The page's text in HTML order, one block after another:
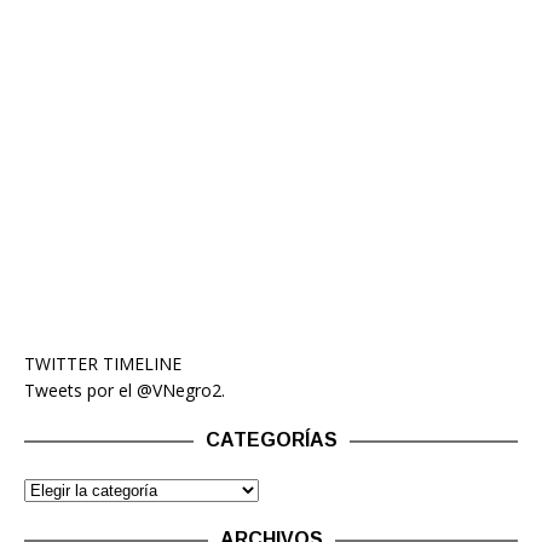
TWITTER TIMELINE
Tweets por el @VNegro2.
CATEGORÍAS